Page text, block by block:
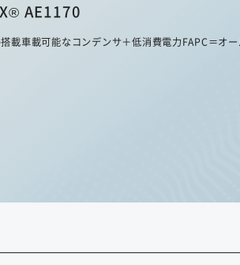
AE1170
車載可能なコンデンサ＋低消費電力FAPC＝オー